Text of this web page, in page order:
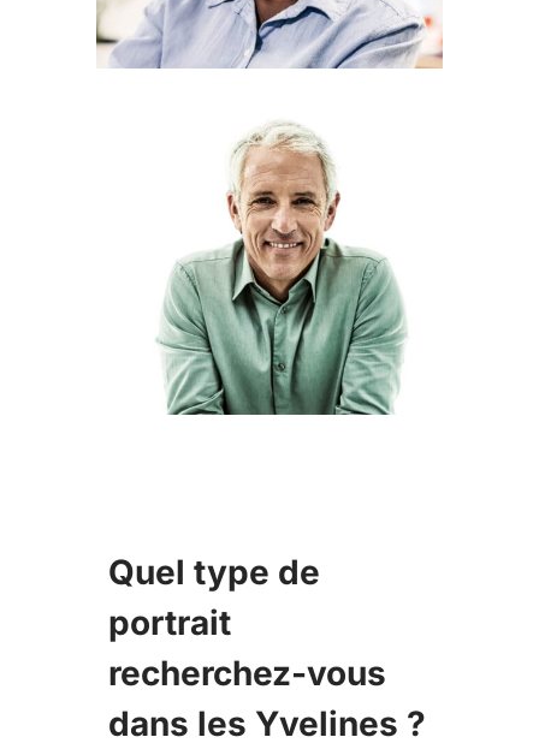
Quel type de
portrait
recherchez-vous
dans les Yvelines ?